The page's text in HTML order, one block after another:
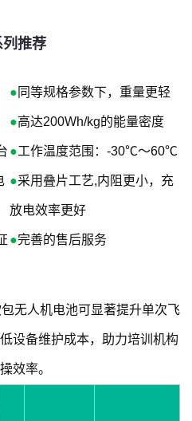
列推荐
● 同等规格参数下，重量更轻
●高达200Wh/kg的能量密度
●工作温度范围：-30℃～60℃
●采用叠片工艺,内阻更小，充
放电效率更好
●完善的售后服务
无人机电池可显著提升单次飞
设备维护成本，助力培训机构
效率。